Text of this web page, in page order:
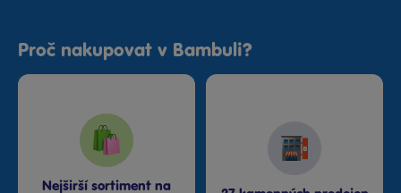
Proč nakupovat v Bambuli?
Nejširší sortiment na